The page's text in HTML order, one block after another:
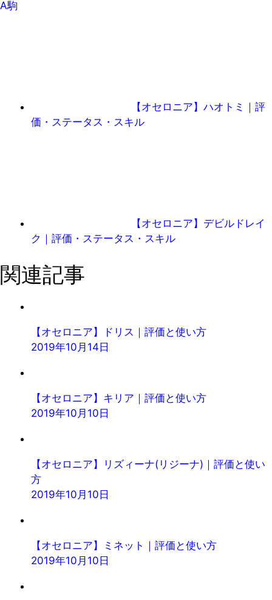
A駒
【オセロニア】ハオトミ｜評
価・ステータス・スキル
【オセロニア】デビルドレイ
ク｜評価・ステータス・スキル
関連記事
【オセロニア】ドリス｜評価と使い方
2019年10月14日
【オセロニア】キリア｜評価と使い方
2019年10月10日
【オセロニア】リズィーナ(リジーナ)｜評価と使い
方
2019年10月10日
【オセロニア】ミネット｜評価と使い方
2019年10月10日